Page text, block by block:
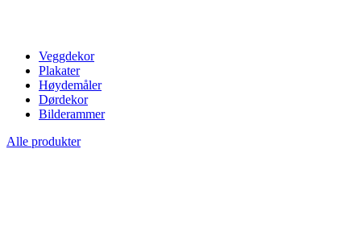
Veggdekor
Plakater
Høydemåler
Dørdekor
Bilderammer
Alle produkter